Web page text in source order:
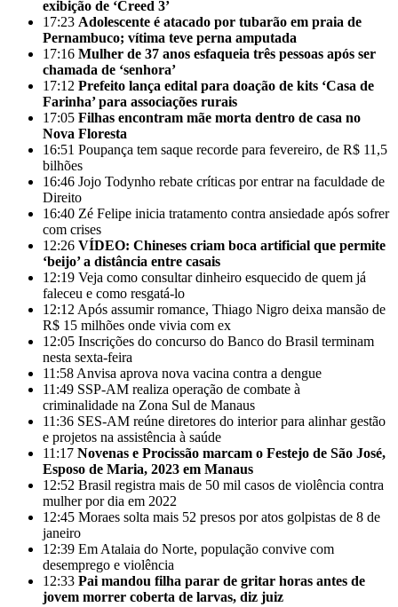
exibição de ‘Creed 3’
17:23 Adolescente é atacado por tubarão em praia de
Pernambuco; vítima teve perna amputada
17:16 Mulher de 37 anos esfaqueia três pessoas após ser
chamada de ‘senhora’
17:12 Prefeito lança edital para doação de kits ‘Casa de
Farinha’ para associações rurais
17:05 Filhas encontram mãe morta dentro de casa no
Nova Floresta
16:51 Poupança tem saque recorde para fevereiro, de R$ 11,5
bilhões
16:46 Jojo Todynho rebate críticas por entrar na faculdade de
Direito
16:40 Zé Felipe inicia tratamento contra ansiedade após sofrer
com crises
12:26 VÍDEO: Chineses criam boca artificial que permite
‘beijo’ a distância entre casais
12:19 Veja como consultar dinheiro esquecido de quem já
faleceu e como resgatá-lo
12:12 Após assumir romance, Thiago Nigro deixa mansão de
R$ 15 milhões onde vivia com ex
12:05 Inscrições do concurso do Banco do Brasil terminam
nesta sexta-feira
11:58 Anvisa aprova nova vacina contra a dengue
11:49 SSP-AM realiza operação de combate à
criminalidade na Zona Sul de Manaus
11:36 SES-AM reúne diretores do interior para alinhar gestão
e projetos na assistência à saúde
11:17 Novenas e Procissão marcam o Festejo de São José,
Esposo de Maria, 2023 em Manaus
12:52 Brasil registra mais de 50 mil casos de violência contra
mulher por dia em 2022
12:45 Moraes solta mais 52 presos por atos golpistas de 8 de
janeiro
12:39 Em Atalaia do Norte, população convive com
desemprego e violência
12:33 Pai mandou filha parar de gritar horas antes de
jovem morrer coberta de larvas, diz juiz